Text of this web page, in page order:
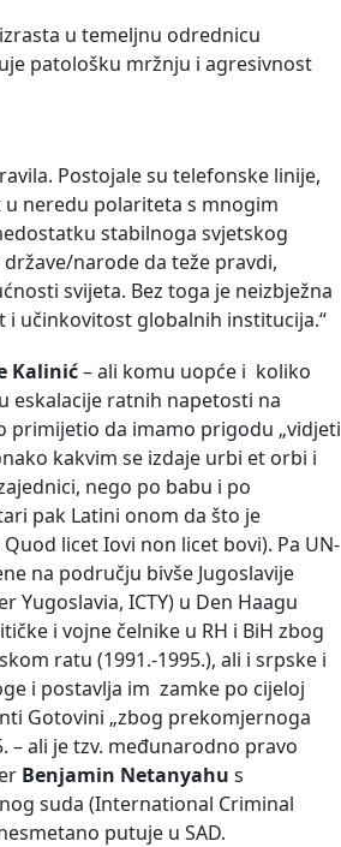
u temeljnu odrednicu
patološku mržnju i agresivnost
Postojale su telefonske linije,
u neredu polariteta s mnogim
stabilnoga svjetskog
narode da teže pravdi,
svijeta. Bez toga je neizbježna
učinkovitost globalnih institucija.“
Kalinić– ali komu uopće i koliko
eskalacije ratnih napetosti na
primijetio da imamo prigodu „vidjeti
kakvim se izdaje urbi et orbi i
nego po babu i po
pak Latini onom da što je
licet Iovi non licet bovi). Pa UN-
na području bivše Jugoslavije
ICTY) u Den Haagu
i vojne čelnike u RH i BiH zbog
ratu (1991.-1995.), ali i srpske i
i postavlja im zamke po cijeloj
Gotovini „zbog prekomjernoga
– ali je tzv. međunarodno pravo
Benjamin Netanyahu s
suda (International Criminal
putuje u SAD.